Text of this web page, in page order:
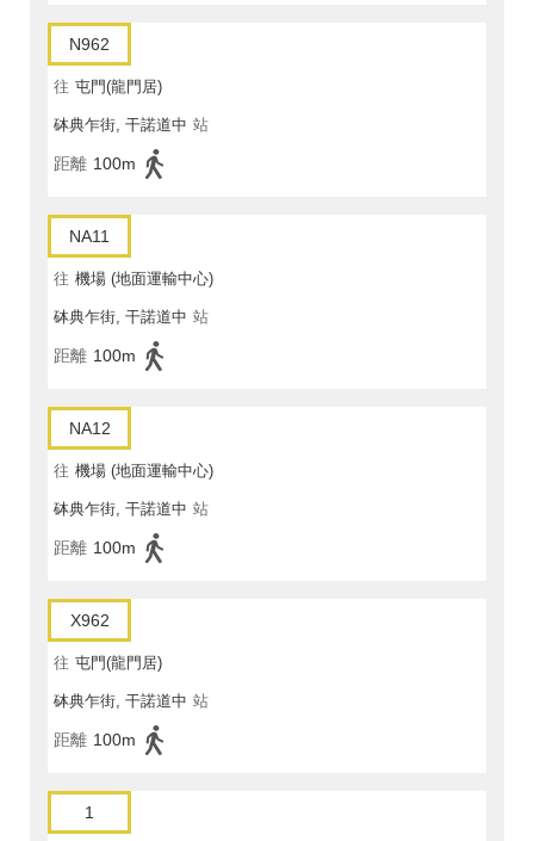
N962
往 屯門(龍門居)
砵典乍街, 干諾道中 站
距離 100m
NA11
往 機場 (地面運輸中心)
砵典乍街, 干諾道中 站
距離 100m
NA12
往 機場 (地面運輸中心)
砵典乍街, 干諾道中 站
距離 100m
X962
往 屯門(龍門居)
砵典乍街, 干諾道中 站
距離 100m
1